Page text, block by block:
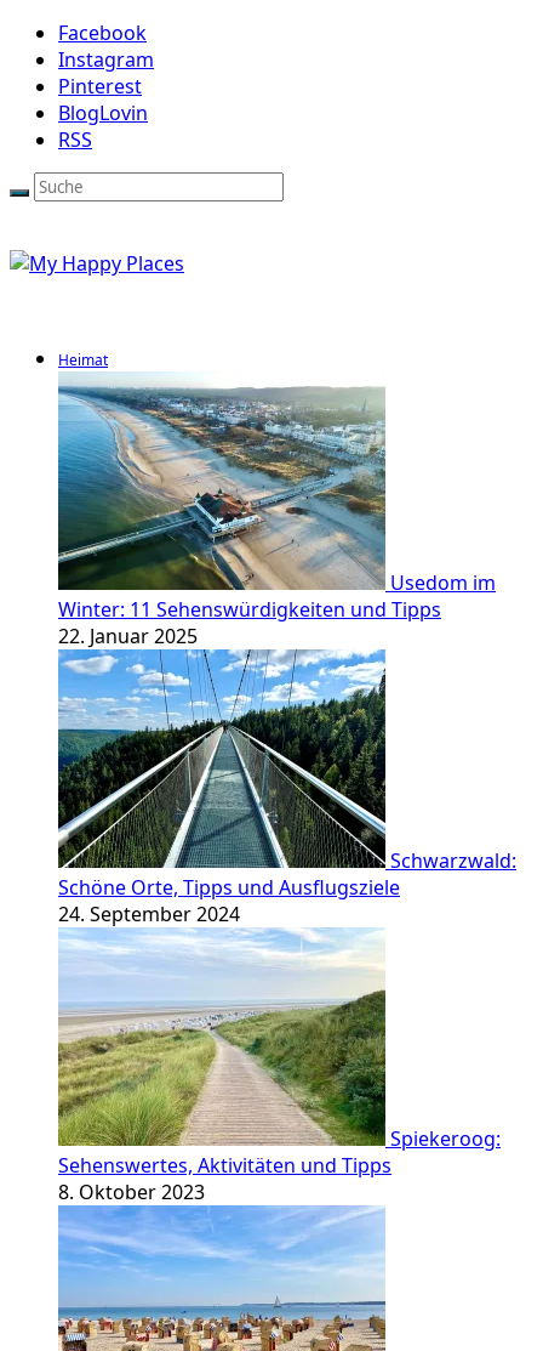
Facebook
Instagram
Pinterest
BlogLovin
RSS
Heimat
Usedom im
Winter: 11 Sehenswürdigkeiten und Tipps
22. Januar 2025
Schwarzwald:
Schöne Orte, Tipps und Ausflugsziele
24. September 2024
Spiekeroog:
Sehenswertes, Aktivitäten und Tipps
8. Oktober 2023